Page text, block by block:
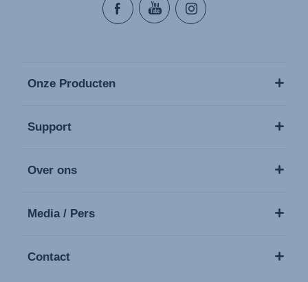
Onze Producten
Support
Over ons
Media / Pers
Contact